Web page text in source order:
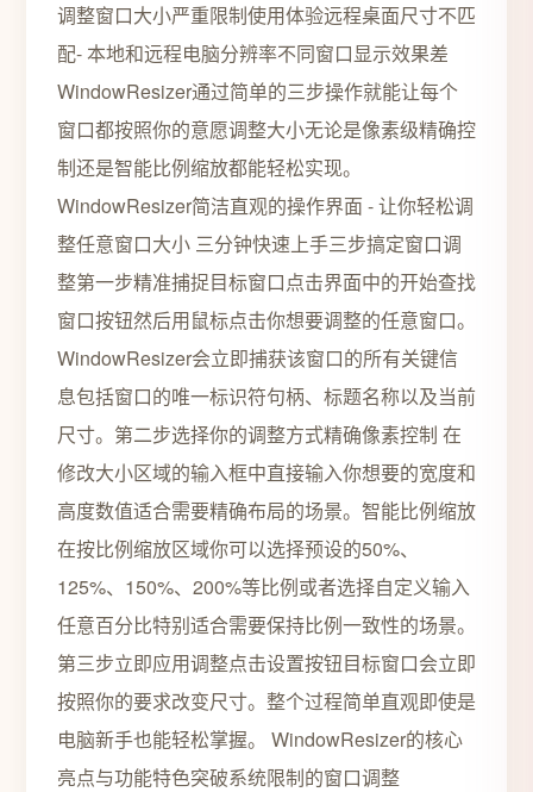
调整窗口大小严重限制使用体验远程桌面尺寸不匹
配- 本地和远程电脑分辨率不同窗口显示效果差
WindowResizer通过简单的三步操作就能让每个
窗口都按照你的意愿调整大小无论是像素级精确控
制还是智能比例缩放都能轻松实现。
WindowResizer简洁直观的操作界面 - 让你轻松调
整任意窗口大小 三分钟快速上手三步搞定窗口调
整第一步精准捕捉目标窗口点击界面中的开始查找
窗口按钮然后用鼠标点击你想要调整的任意窗口。
WindowResizer会立即捕获该窗口的所有关键信
息包括窗口的唯一标识符句柄、标题名称以及当前
尺寸。第二步选择你的调整方式精确像素控制 在
修改大小区域的输入框中直接输入你想要的宽度和
高度数值适合需要精确布局的场景。智能比例缩放
在按比例缩放区域你可以选择预设的50%、
125%、150%、200%等比例或者选择自定义输入
任意百分比特别适合需要保持比例一致性的场景。
第三步立即应用调整点击设置按钮目标窗口会立即
按照你的要求改变尺寸。整个过程简单直观即使是
电脑新手也能轻松掌握。 WindowResizer的核心
亮点与功能特色突破系统限制的窗口调整